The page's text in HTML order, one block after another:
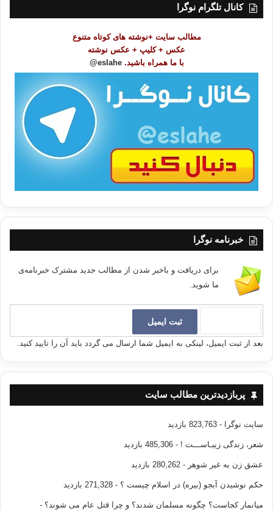
کانال تلگرام نوگرا
مطالب سایت +نوشته های کوتاه متنوع
عکس + کلیپ + عکس نوشته
با ما همراه باشید. eslahe@
خبرنامه نوگرا
برای دریافت و باخبر شدن از مطالب جدید مشترک خبرنامه‌ی
ما شوید.
بعد از ثبت ایمیل، لینکی به ایمیل شما ارسال می گردد باید آن را تایید کنید.
پربازدیدترین مطالب سایت
سایت نوگرا - 823,763 بازدید
شعر، زندگی زیبـاســـت ! - 485,306 بازدید
عشق زن به غیر شوهر - 280,262 بازدید
حکم نوشیدن آبجو (بیره) در اسلام چیست ؟ - 271,328 بازدید
میانمار کجاست؟ چگونه مسلمان شدند؟ و چرا قتل عام می شوند؟ -